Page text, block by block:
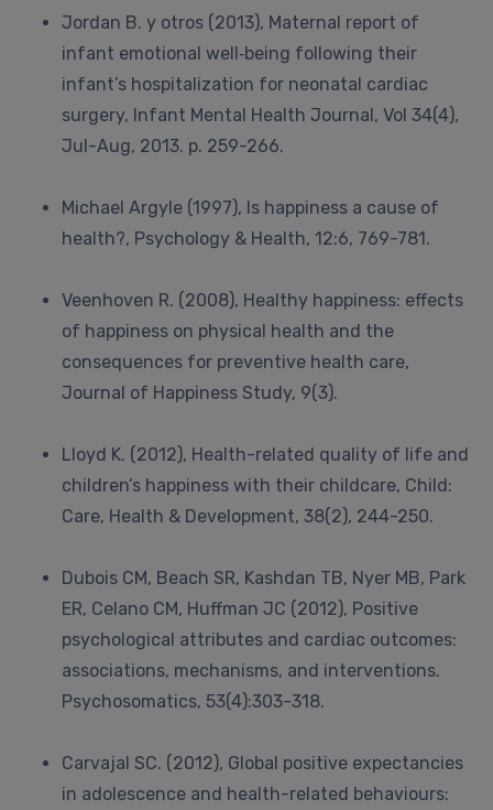
Jordan B. y otros (2013), Maternal report of
infant emotional well‐being following their
infant’s hospitalization for neonatal cardiac
surgery, Infant Mental Health Journal, Vol 34(4),
Jul-Aug, 2013. p. 259-266.
Michael Argyle (1997), Is happiness a cause of
health?, Psychology & Health, 12:6, 769-781.
Veenhoven R. (2008), Healthy happiness: effects
of happiness on physical health and the
consequences for preventive health care,
Journal of Happiness Study, 9(3).
Lloyd K. (2012), Health-related quality of life and
children’s happiness with their childcare, Child:
Care, Health & Development, 38(2), 244-250.
Dubois CM, Beach SR, Kashdan TB, Nyer MB, Park
ER, Celano CM, Huffman JC (2012), Positive
psychological attributes and cardiac outcomes:
associations, mechanisms, and interventions.
Psychosomatics, 53(4):303-318.
Carvajal SC. (2012), Global positive expectancies
in adolescence and health-related behaviours: